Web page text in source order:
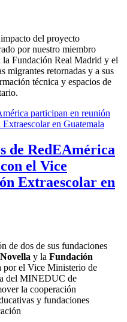
del proyecto
por nuestro miembro
Fundación Real Madrid y el
migrantes retornadas y a sus
técnica y espacios de
de RedEAmérica
el Vice
Extraescolar en
de dos de sus fundaciones
y la Fundación
por el Vice Ministerio de
la cooperación
y fundaciones